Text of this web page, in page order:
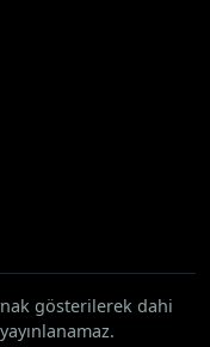
ve salatalık
çiftçilere